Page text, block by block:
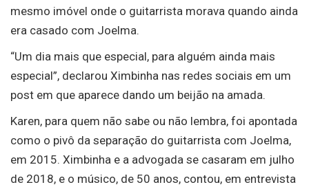
mesmo imóvel onde o guitarrista morava quando ainda
era casado com Joelma.
“Um dia mais que especial, para alguém ainda mais
especial”, declarou Ximbinha nas redes sociais em um
post em que aparece dando um beijão na amada.
Karen, para quem não sabe ou não lembra, foi apontada
como o pivô da separação do guitarrista com Joelma,
em 2015. Ximbinha e a advogada se casaram em julho
de 2018, e o músico, de 50 anos, contou, em entrevista